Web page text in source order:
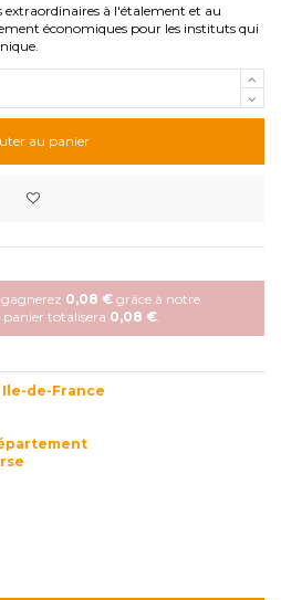
extraordinaires à l'étalement et au
économiques pour les instituts qui
au panier
0,08 € grâce à notre
totalisera 0,08 €
de-France